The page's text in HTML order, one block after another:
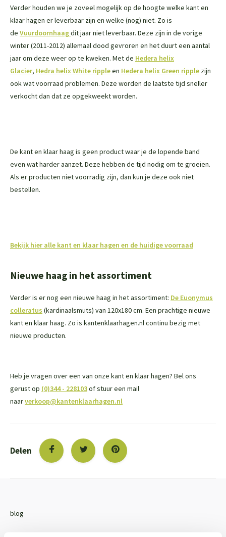
Verder houden we je zoveel mogelijk op de hoogte welke kant en
klaar hagen er leverbaar zijn en welke (nog) niet. Zo is
de Vuurdoornhaagdit jaar niet leverbaar. Deze zijn in de vorige
winter (2011-2012) allemaal dood gevroren en het duurt een aantal
jaar om deze weer op te kweken. Met de Hedera helix
Glacier, Hedra helix White rippleen Hedera helix Green ripple zijn
ook wat voorraad problemen. Deze worden de laatste tijd sneller
verkocht dan dat ze opgekweekt worden.
De kant en klaar haag is geen product waar je de lopende band
even wat harder aanzet. Deze hebben de tijd nodig om te groeien.
Als er producten niet voorradig zijn, dan kun je deze ook niet
bestellen.
Bekijk hier alle kant en klaar hagen en de huidige voorraad
Nieuwe haag in het assortiment
Verder is er nog een nieuwe haag in het assortiment: De Euonymus
colleratus (kardinaalsmuts) van 120x180 cm. Een prachtige nieuwe
kant en klaar haag. Zo is kantenklaarhagen.nl continu bezig met
nieuwe producten.
Heb je vragen over een van onze kant en klaar hagen? Bel ons
gerust op (0)344 - 228103of stuur een mail
naarverkoop@kantenklaarhagen.nl
Delen
blog